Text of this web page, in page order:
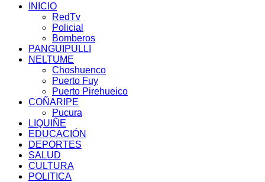
INICIO
RedTv
Policial
Bomberos
PANGUIPULLI
NELTUME
Choshuenco
Puerto Fuy
Puerto Pirehueico
COÑARIPE
Pucura
LIQUIÑE
EDUCACIÓN
DEPORTES
SALUD
CULTURA
POLITICA